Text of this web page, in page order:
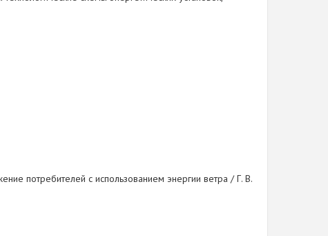
потребителей с использованием энергии ветра / Г. В.